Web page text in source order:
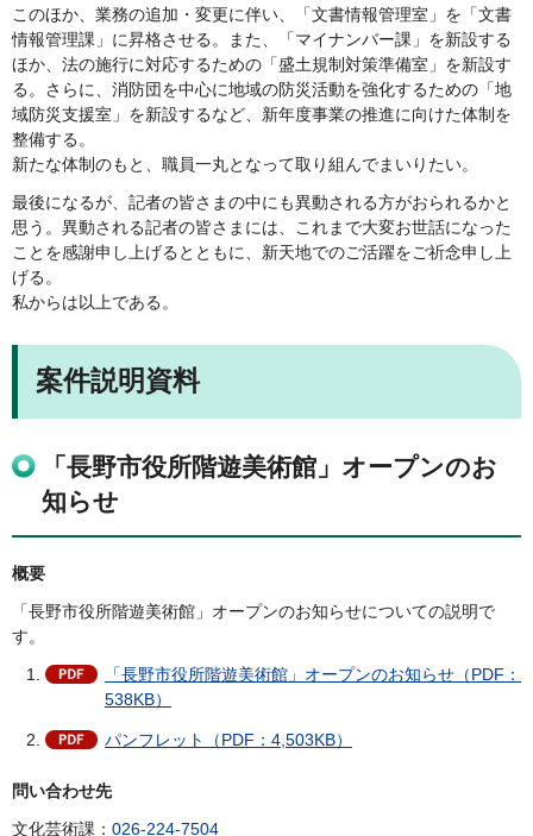
このほか、業務の追加・変更に伴い、「文書情報管理室」を「文書
情報管理課」に昇格させる。また、「マイナンバー課」を新設する
ほか、法の施行に対応するための「盛土規制対策準備室」を新設す
る。さらに、消防団を中心に地域の防災活動を強化するための「地
域防災支援室」を新設するなど、新年度事業の推進に向けた体制を
整備する。
新たな体制のもと、職員一丸となって取り組んでまいりたい。
最後になるが、記者の皆さまの中にも異動される方がおられるかと
思う。異動される記者の皆さまには、これまで大変お世話になった
ことを感謝申し上げるとともに、新天地でのご活躍をご祈念申し上
げる。
私からは以上である。
案件説明資料
「長野市役所階遊美術館」オープンのお
知らせ
概要
「長野市役所階遊美術館」オープンのお知らせについての説明で
す。
「長野市役所階遊美術館」オープンのお知らせ（PDF：
538KB）
パンフレット（PDF：4,503KB）
問い合わせ先
文化芸術課： 026-224-7504